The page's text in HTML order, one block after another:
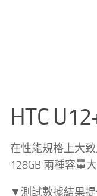
HTC
在性能規格上大
128GB 兩種容量
▼測試數據結果提